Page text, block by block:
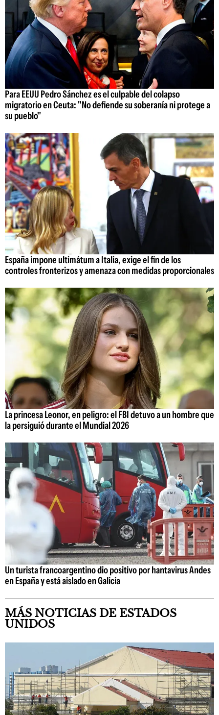
Para EEUU Pedro Sánchez es el culpable del colapso
migratorio en Ceuta: "No defiende su soberanía ni protege a
su pueblo"
España impone ultimátum a Italia, exige el fin de los
controles fronterizos y amenaza con medidas proporcionales
La princesa Leonor, en peligro: el FBI detuvo a un hombre que
la persiguió durante el Mundial 2026
Un turista francoargentino dio positivo por hantavirus Andes
en España y está aislado en Galicia
MÁS NOTICIAS DE ESTADOS
UNIDOS